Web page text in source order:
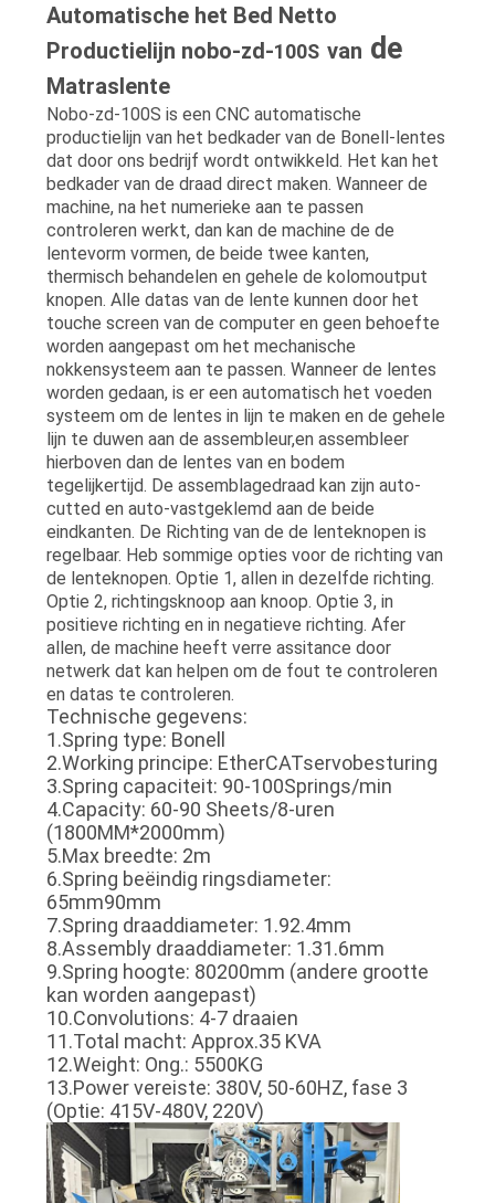
Automatische het Bed Netto
Productielijn nobo-zd-100S van de
Matraslente
Nobo-zd-100S is een CNC automatische
productielijn van het bedkader van de Bonell-lentes
dat door ons bedrijf wordt ontwikkeld. Het kan het
bedkader van de draad direct maken. Wanneer de
machine, na het numerieke aan te passen
controleren werkt, dan kan de machine de de
lentevorm vormen, de beide twee kanten,
thermisch behandelen en gehele de kolomoutput
knopen. Alle datas van de lente kunnen door het
touche screen van de computer en geen behoefte
worden aangepast om het mechanische
nokkensysteem aan te passen. Wanneer de lentes
worden gedaan, is er een automatisch het voeden
systeem om de lentes in lijn te maken en de gehele
lijn te duwen aan de assembleur,en assembleer
hierboven dan de lentes van en bodem
tegelijkertijd. De assemblagedraad kan zijn auto-
cutted en auto-vastgeklemd aan de beide
eindkanten. De Richting van de de lenteknopen is
regelbaar. Heb sommige opties voor de richting van
de lenteknopen. Optie 1, allen in dezelfde richting.
Optie 2, richtingsknoop aan knoop. Optie 3, in
positieve richting en in negatieve richting. Afer
allen, de machine heeft verre assitance door
netwerk dat kan helpen om de fout te controleren
en datas te controleren.
Technische gegevens:
1.Spring type: Bonell
2.Working principe: EtherCATservobesturing
3.Spring capaciteit: 90-100Springs/min
4.Capacity: 60-90 Sheets/8-uren
(1800MM*2000mm)
5.Max breedte: 2m
6.Spring beëindig ringsdiameter:
65mm90mm
7.Spring draaddiameter: 1.92.4mm
8.Assembly draaddiameter: 1.31.6mm
9.Spring hoogte: 80200mm (andere grootte
kan worden aangepast)
10.Convolutions: 4-7 draaien
11.Total macht: Approx.35 KVA
12.Weight: Ong.: 5500KG
13.Power vereiste: 380V, 50-60HZ, fase 3
(Optie: 415V-480V, 220V)